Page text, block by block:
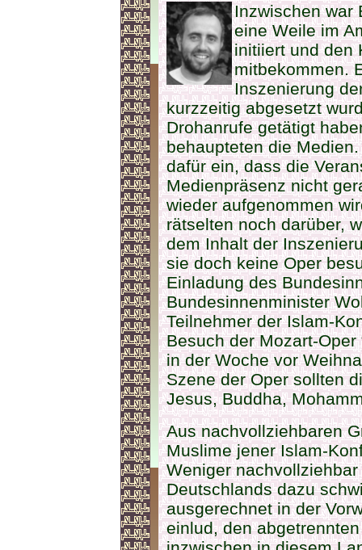
Inzwischen war
eine Weile im
initiiert und den
mitbekommen.
Inszenierung
kurzzeitig abgesetzt
Drohanrufe getätigt
behaupteten die
dafür ein, dass die
Medienpräsenz nicht
wieder aufgenommen
rätselten noch darüber,
dem Inhalt der
sie doch keine Oper
Einladung des
Bundesinnenminister
Teilnehmer der Islam-
Besuch der Mozart-Oper
in der Woche vor
Szene der Oper sollten
Jesus, Buddha,
Aus nachvollziehbaren
Muslime jener Islam-
Weniger
Deutschlands dazu
ausgerechnet in der
einlud, den